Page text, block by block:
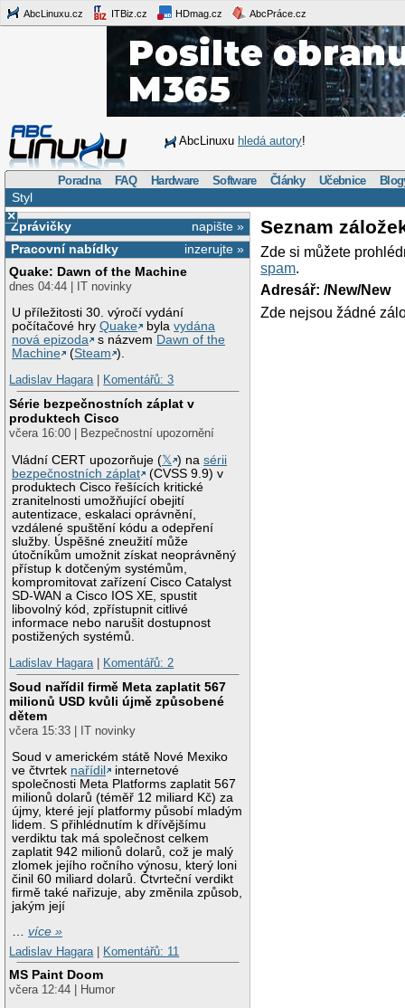
AbcLinuxu.cz ITBiz.cz HDmag.cz AbcPráce.cz
AbcLinuxu hledá autory!
Poradna FAQ Hardware Software Články Učebnice
Styl
×
napište »
Zprávičky
inzerujte »
Pracovní nabídky
Quake: Dawn of the Machine
dnes 04:44 | IT novinky
U příležitosti 30. výročí vydání
počítačové hryQuake bylavydána
nová epizoda
s názvem Dawn of the
Machine
(Steam ).
Ladislav Hagara| Komentářů: 3
Série bezpečnostních záplat v
produktech Cisco
včera 16:00 | Bezpečnostní upozornění
Vládní CERT upozorňuje (𝕏 ) nasérii
bezpečnostních záplat
(CVSS 9.9) v
produktech Cisco řešících kritické
zranitelnosti umožňující obejití
autentizace, eskalaci oprávnění,
vzdálené spuštění kódu a odepření
služby. Úspěšné zneužití může
útočníkům umožnit získat neoprávněný
přístup k dotčeným systémům,
kompromitovat zařízení Cisco Catalyst
SD-WAN a Cisco IOS XE, spustit
libovolný kód, zpřístupnit citlivé
informace nebo narušit dostupnost
postižených systémů.
Ladislav Hagara| Komentářů: 2
Soud nařídil firmě Meta zaplatit 567
milionů USD kvůli újmě způsobené
dětem
včera 15:33 | IT novinky
Soud v americkém státě Nové Mexiko
ve čtvrtek nařídil
internetové
společnosti Meta Platforms zaplatit 567
milionů dolarů (téměř 12 miliard Kč) za
újmy, které její platformy působí mladým
lidem. S přihlédnutím k dřívějšímu
verdiktu tak má společnost celkem
zaplatit 942 milionů dolarů, což je malý
zlomek jejího ročního výnosu, který loni
činil 60 miliard dolarů. Čtvrteční verdikt
firmě také nařizuje, aby změnila způsob,
jakým její
…více »
Ladislav Hagara
Komentářů: 11
MS Paint Doom
včera 12:44 | Humor
Seznam
Zde si můžete
spam.
Adresář: /New/New
Zde nejsou žádné